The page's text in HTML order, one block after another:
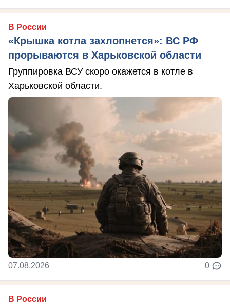
В России
«Крышка котла захлопнется»: ВС РФ
прорываются в Харьковской области
Группировка ВСУ скоро окажется в котле в
Харьковской области.
07.08.2026 0
В России